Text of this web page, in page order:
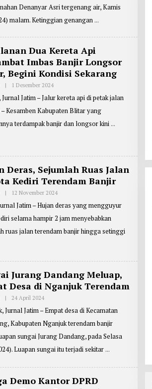
F
N
P
O
R
E
:
Z
A
I
U
A
R
I
F
Denanyar Asri tergenang air, Kamis
malam. Ketinggian genangan
Dua Kereta Api
Imbas Banjir Longsor
Begini Kondisi Sekarang
| 1 Desember 2024O
E
R
P
E
:
G
U
S
H
R
A
Jurnal Jatim – Jalur kereta api di petak jalan
Kesamben Kabupaten Blitar yang
terdampak banjir dan longsor kini
Deras, Sejumlah Ruas Jalan
Kediri Terendam Banjir
| 12 November 2024O
E
R
P
E
:
M
A
O
O
Jatim – Hujan deras yang mengguyur
selama hampir 2 jam menyebabkan
ruas jalan terendam banjir hingga setinggi
Jurang Dandang Meluap,
Desa di Nganjuk Terendam
| 24 April 2024O
E
R
P
O
R
E
:
Jurnal Jatim – Empat desa di Kecamatan
Kabupaten Nganjuk terendam banjir
sungai Jurang Dandang, pada Selasa
Luapan sungai itu terjadi sekitar
Demo Kantor DPRD